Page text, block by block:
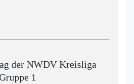
der NWDV Kreisliga
1